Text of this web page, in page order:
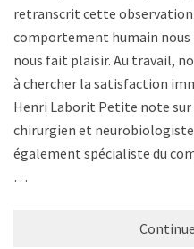
retranscrit cette observation
comportement humain nous
nous fait plaisir. Au travail,
à chercher la satisfaction
Henri Laborit Petite note sur
chirurgien et
également spécialiste du
…